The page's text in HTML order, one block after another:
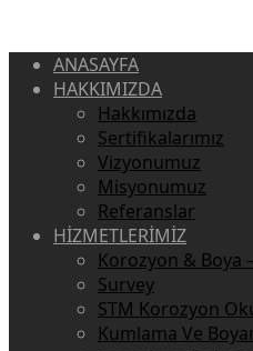
ANASAYFA
HAKKIMIZDA
Hakkımızda
Sertifikalarımız
Vizyonumuz
Misyonumuz
Referanslar
HİZMETLERİMİZ
Korozyon & Boya
Survey
STM Korozyon
Kumlama Ve